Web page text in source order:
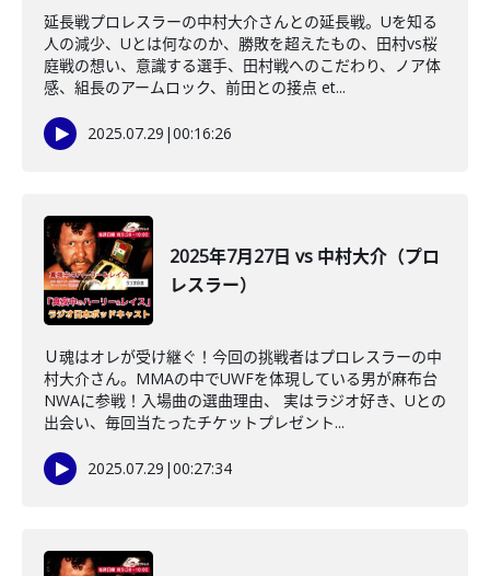
延長戦プロレスラーの中村大介さんとの延長戦。Uを知る
人の減少、Uとは何なのか、勝敗を超えたもの、田村vs桜
庭戦の想い、意識する選手、田村戦へのこだわり、ノア体
感、組長のアームロック、前田との接点 et...
2025.07.29 |00:16:26
2025年7月27日 vs 中村大介（プロ
レスラー）
Ｕ魂はオレが受け継ぐ！今回の挑戦者はプロレスラーの中
村大介さん。MMAの中でUWFを体現している男が麻布台
NWAに参戦！入場曲の選曲理由、 実はラジオ好き、Uとの
出会い、毎回当たったチケットプレゼント...
2025.07.29 |00:27:34